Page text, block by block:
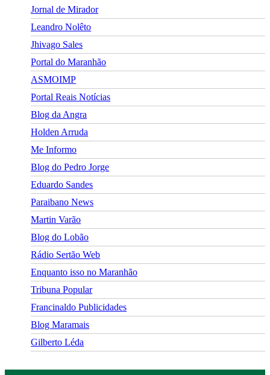
Jornal de Mirador
Leandro Nolêto
Jhivago Sales
Portal do Maranhão
ASMOIMP
Portal Reais Notí­cias
Blog da Angra
Holden Arruda
Me Informo
Blog do Pedro Jorge
Eduardo Sandes
Paraibano News
Martin Varão
Blog do Lobão
Rádio Sertão Web
Enquanto isso no Maranhão
Tribuna Popular
Francinaldo Publicidades
Blog Maramais
Gilberto Léda